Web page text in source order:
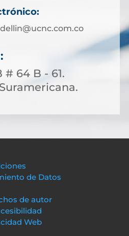
# 64 B - 61.
de Datos
de autor
Web